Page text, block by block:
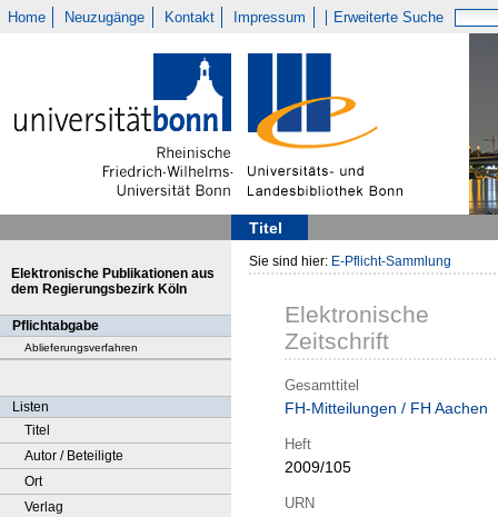
Home Neuzugänge Kontakt Impressum Erweiterte Suche
Titel
Elektronische Publikationen aus
dem Regierungsbezirk Köln
Pflichtabgabe
Ablieferungsverfahren
Listen
Titel
Autor / Beteiligte
Ort
Verlag
Sie sind hier: E-Pflicht-Sammlung
Elektronische
Zeitschrift
Gesamttitel
FH-Mitteilungen / FH Aachen
Heft
2009/105
URN